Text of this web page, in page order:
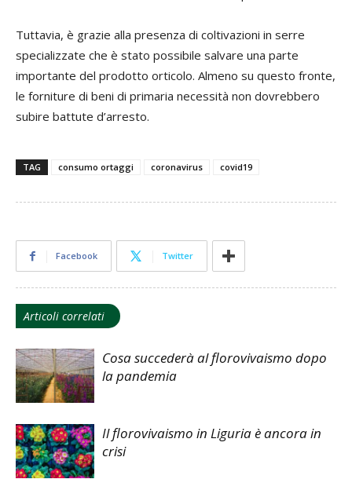
Tuttavia, è grazie alla presenza di coltivazioni in serre
specializzate che è stato possibile salvare una parte
importante del prodotto orticolo. Almeno su questo fronte,
le forniture di beni di primaria necessità non dovrebbero
subire battute d’arresto.
TAG consumo ortaggi coronavirus covid19
Facebook Twitter
Articoli correlati
Cosa succederà al florovivaismo dopo
la pandemia
Il florovivaismo in Liguria è ancora in
crisi